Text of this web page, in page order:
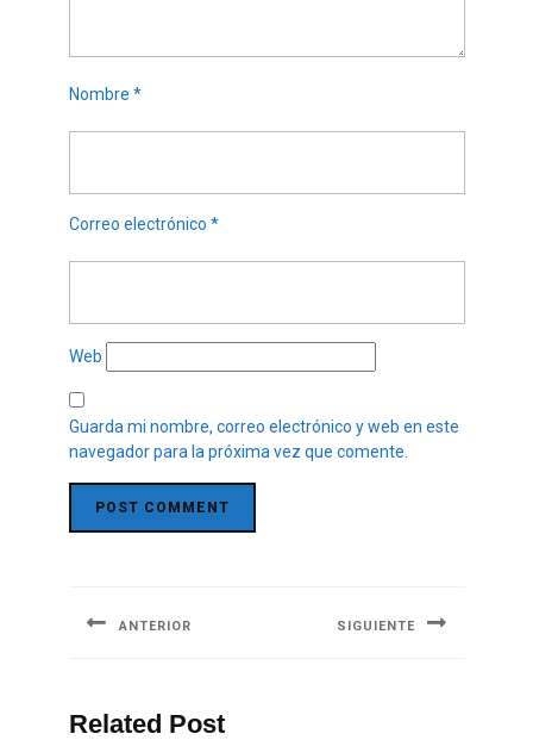
Nombre *
Correo electrónico *
Web
Guarda mi nombre, correo electrónico y web en este
navegador para la próxima vez que comente.
ANTERIOR SIGUIENTE
Related Post